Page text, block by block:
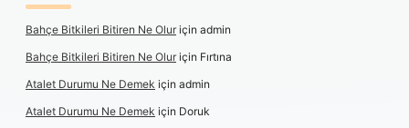
Bahçe Bitkileri Bitiren Ne Oluriçin admin
Bahçe Bitkileri Bitiren Ne Oluriçin Fırtına
Atalet Durumu Ne Demek için admin
Atalet Durumu Ne Demek için Doruk